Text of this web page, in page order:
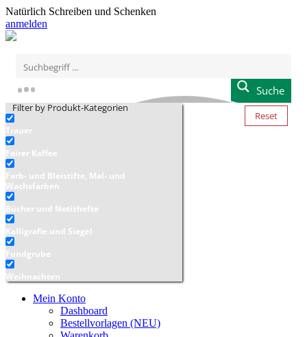
Natürlich Schreiben und Schenken
anmelden
Suche
Filter by Produkt-Kategorien
Trauer
Fairer Kaffee
Farb- und Bleistifte, Mal- und
Wachsfarben
Bücher und Notizhefte
Kalligrafie und Siegel
Fundgrube
Weihnachten
Reset
Mein Konto
Dashboard
Bestellvorlagen (NEU)